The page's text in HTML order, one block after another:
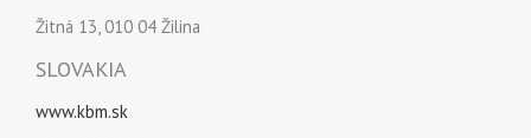
Žitná 13, 010 04 Žilina
SLOVAKIA
www.kbm.sk